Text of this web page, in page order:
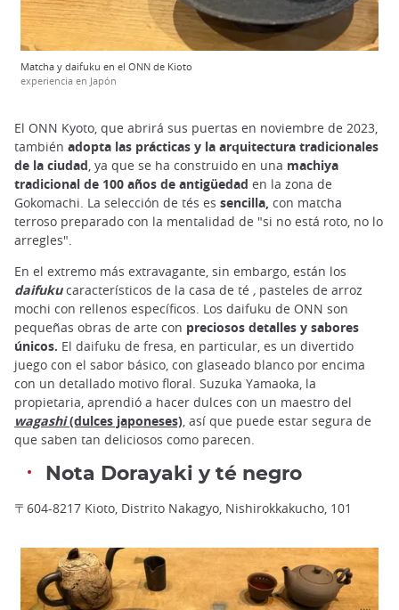
Matcha y daifuku en el ONN de Kioto
experiencia en Japón
El ONN Kyoto, que abrirá sus puertas en noviembre de 2023,
también adopta las prácticas y la arquitectura tradicionales
de la ciudad, ya que se ha construido en una machiya
tradicional de 100 años de antigüedad en la zona de
Gokomachi. La selección de tés es sencilla, con matcha
terroso preparado con la mentalidad de "si no está roto, no lo
arregles".
En el extremo más extravagante, sin embargo, están los
daifuku característicos de la casa de té , pasteles de arroz
mochi con rellenos específicos. Los daifuku de ONN son
pequeñas obras de arte con preciosos detalles y sabores
únicos. El daifuku de fresa, en particular, es un divertido
juego con el sabor básico, con glaseado blanco por encima
con un detallado motivo floral. Suzuka Yamaoka, la
propietaria, aprendió a hacer dulces con un maestro del
wagashi(dulces japoneses), así que puede estar segura de
que saben tan deliciosos como parecen.
Nota Dorayaki y té negro
〒604-8217 Kioto, Distrito Nakagyo, Nishirokkakucho, 101